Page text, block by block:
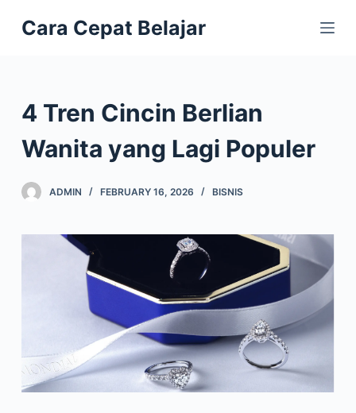
o
c
n
Cara Cepat Belajar
4 Tren Cincin Berlian
Wanita yang Lagi Populer
ADMIN FEBRUARY 16, 2026 BISNIS